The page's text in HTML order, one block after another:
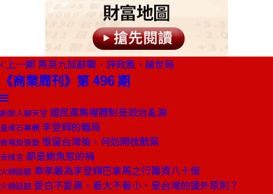
上一期 馬英九談辭職、評政風、論世局
《商業周刊》第 496 期
創辦人聊天室 國民黨集權體制是政治亂源
皇甫石專欄 李登輝的難局
商場自慢塾 根留台灣後，何妨開枝散葉
去梯言 都是鮑魚惹的禍
火線話題 章孝嚴為李登輝巴拿馬之行籌資八十億
火線話題 愛白不愛黑，看大不看小，是台灣的援外原則？